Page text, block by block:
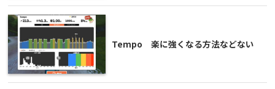
Tempo 楽に強くなる方法などない